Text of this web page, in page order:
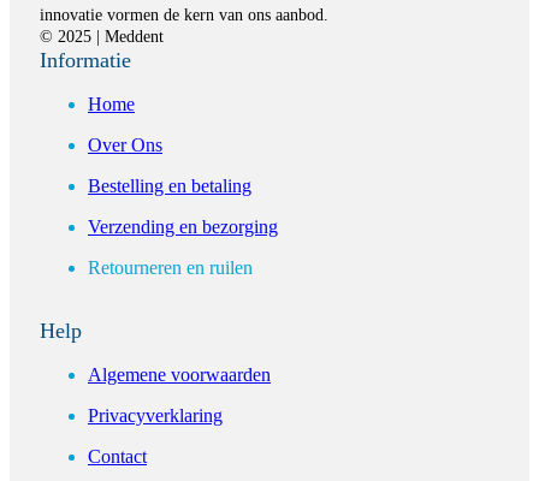
innovatie vormen de kern van ons aanbod.
© 2025 | Meddent
Informatie
Home
Over Ons
Bestelling en betaling
Verzending en bezorging
Retourneren en ruilen
Help
Algemene voorwaarden
Privacyverklaring
Contact